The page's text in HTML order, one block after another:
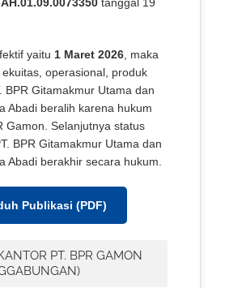
yaitu 1 Maret 2026 , maka
operasional, produk
BPR Gitamakmur Utama dan
Abadi beralih karena hukum
Gamon. Selanjutnya status
BPR Gitamakmur Utama dan
Abadi berakhir secara hukum.
Publikasi (PDF)
PT. BPR GAMON